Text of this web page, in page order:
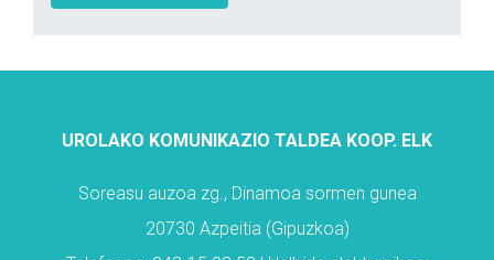
UROLAKO KOMUNIKAZIO TALDEA KOOP. ELK
Soreasu auzoa zg., Dinamoa sormen gunea
20730 Azpeitia (Gipuzkoa)